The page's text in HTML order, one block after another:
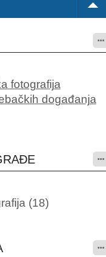
fotografija
događanja
(18)